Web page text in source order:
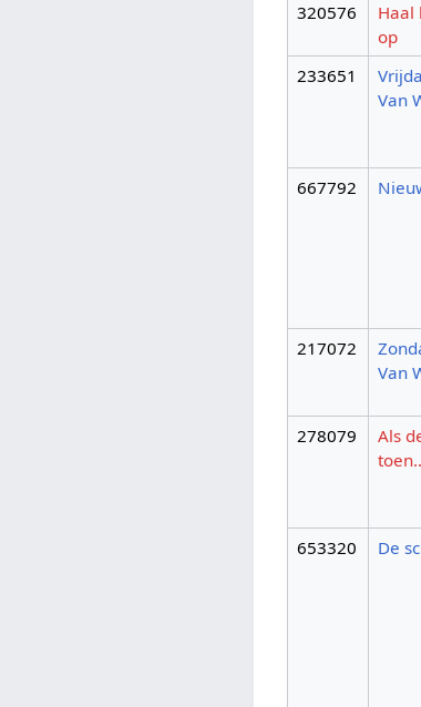
320576
Haal
op
233651
Van
667792
217072
Van
278079
Als
653320 De